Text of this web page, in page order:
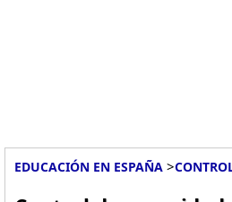
EDUCACIÓN EN ESPAÑA >